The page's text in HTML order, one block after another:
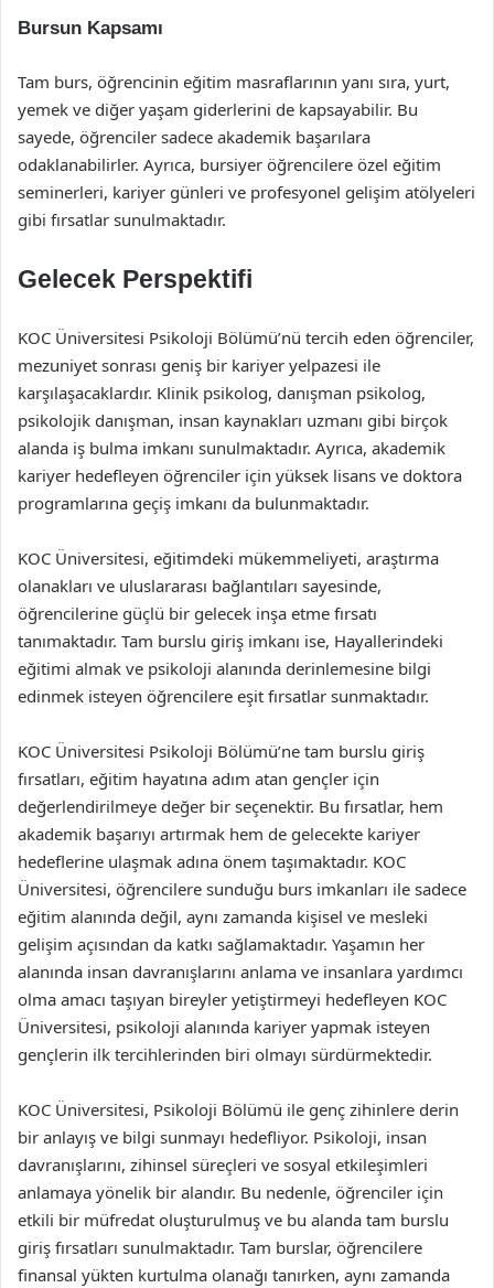
Bursun Kapsamı
Tam burs, öğrencinin eğitim masraflarının yanı sıra, yurt,
yemek ve diğer yaşam giderlerini de kapsayabilir. Bu
sayede, öğrenciler sadece akademik başarılara
odaklanabilirler. Ayrıca, bursiyer öğrencilere özel eğitim
seminerleri, kariyer günleri ve profesyonel gelişim atölyeleri
gibi fırsatlar sunulmaktadır.
Gelecek Perspektifi
KOC Üniversitesi Psikoloji Bölümü’nü tercih eden öğrenciler,
mezuniyet sonrası geniş bir kariyer yelpazesi ile
karşılaşacaklardır. Klinik psikolog, danışman psikolog,
psikolojik danışman, insan kaynakları uzmanı gibi birçok
alanda iş bulma imkanı sunulmaktadır. Ayrıca, akademik
kariyer hedefleyen öğrenciler için yüksek lisans ve doktora
programlarına geçiş imkanı da bulunmaktadır.
KOC Üniversitesi, eğitimdeki mükemmeliyeti, araştırma
olanakları ve uluslararası bağlantıları sayesinde,
öğrencilerine güçlü bir gelecek inşa etme fırsatı
tanımaktadır. Tam burslu giriş imkanı ise, Hayallerindeki
eğitimi almak ve psikoloji alanında derinlemesine bilgi
edinmek isteyen öğrencilere eşit fırsatlar sunmaktadır.
KOC Üniversitesi Psikoloji Bölümü’ne tam burslu giriş
fırsatları, eğitim hayatına adım atan gençler için
değerlendirilmeye değer bir seçenektir. Bu fırsatlar, hem
akademik başarıyı artırmak hem de gelecekte kariyer
hedeflerine ulaşmak adına önem taşımaktadır. KOC
Üniversitesi, öğrencilere sunduğu burs imkanları ile sadece
eğitim alanında değil, aynı zamanda kişisel ve mesleki
gelişim açısından da katkı sağlamaktadır. Yaşamın her
alanında insan davranışlarını anlama ve insanlara yardımcı
olma amacı taşıyan bireyler yetiştirmeyi hedefleyen KOC
Üniversitesi, psikoloji alanında kariyer yapmak isteyen
gençlerin ilk tercihlerinden biri olmayı sürdürmektedir.
KOC Üniversitesi, Psikoloji Bölümü ile genç zihinlere derin
bir anlayış ve bilgi sunmayı hedefliyor. Psikoloji, insan
davranışlarını, zihinsel süreçleri ve sosyal etkileşimleri
anlamaya yönelik bir alandır. Bu nedenle, öğrenciler için
etkili bir müfredat oluşturulmuş ve bu alanda tam burslu
giriş fırsatları sunulmaktadır. Tam burslar, öğrencilere
finansal yükten kurtulma olanağı tanırken, aynı zamanda